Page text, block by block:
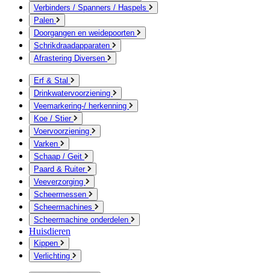
Verbinders / Spanners / Haspels
Palen
Doorgangen en weidepoorten
Schrikdraadapparaten
Afrastering Diversen
Erf & Stal
Drinkwatervoorziening
Veemarkering-/ herkenning
Koe / Stier
Voervoorziening
Varken
Schaap / Geit
Paard & Ruiter
Veeverzorging
Scheermessen
Scheermachines
Scheermachine onderdelen
Huisdieren
Kippen
Verlichting